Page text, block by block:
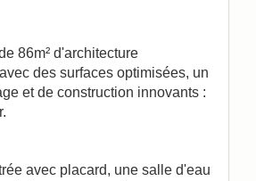
86m² d'architecture
des surfaces optimisées, un
et de construction innovants :
avec placard, une salle d'eau